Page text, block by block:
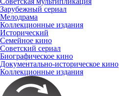
Зарубежный сериал
Мелодрама
Коллекционные издания
Исторический
Семейное кино
Советский сериал
Биографическое кино
Документально-историческое кино
Коллекционные издания